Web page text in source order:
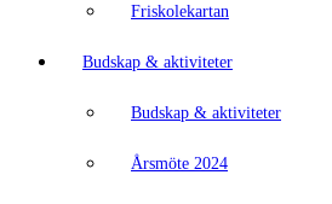
Friskolekartan
Budskap & aktiviteter
Budskap & aktiviteter
Årsmöte 2024